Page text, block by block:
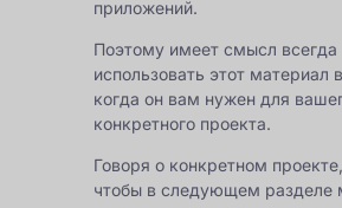
приложений.
Поэтому имеет смысл всегда
использовать этот материал
когда он вам нужен для
конкретного проекта.
Говоря о конкретном
чтобы в следующем разделе